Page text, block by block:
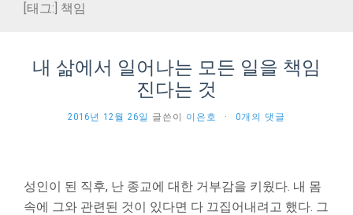
[태그:] 책임
내 삶에서 일어나는 모든 일을 책임
진다는 것
2016년 12월 26일 글쓴이 이은호 · 0개의 댓글
성인이 된 직후, 난 종교에 대한 거부감을 키웠다. 내 몸
속에 그와 관련된 것이 있다면 다 끄집어내려고 했다. 그